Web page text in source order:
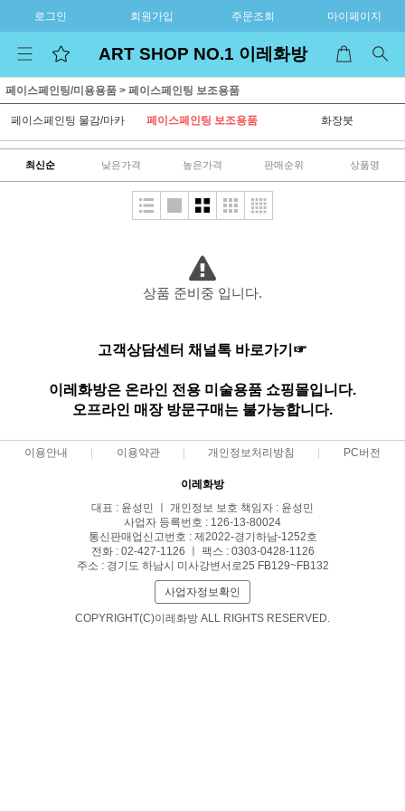
로그인 회원가입 주문조회 마이페이지
ART SHOP NO.1 이레화방
페이스페인팅/미용용품 > 페이스페인팅 보조용품
페이스페인팅 물감/마카 페이스페인팅 보조용품 화장붓
최신순 낮은가격 높은가격 판매순위 상품명
상품 준비중 입니다.
고객상담센터 채널톡 바로가기☞
이레화방은 온라인 전용 미술용품 쇼핑몰입니다.
오프라인 매장 방문구매는 불가능합니다.
이용안내 이용약관 개인정보처리방침 PC버전
이레화방
대표 : 윤성민 ㅣ 개인정보 보호 책임자 : 윤성민
사업자 등록번호 : 126-13-80024
통신판매업신고번호 : 제2022-경기하남-1252호
전화 : 02-427-1126 ㅣ 팩스 : 0303-0428-1126
주소 : 경기도 하남시 미사강변서로25 FB129~FB132
사업자정보확인
COPYRIGHT(C)이레화방 ALL RIGHTS RESERVED.